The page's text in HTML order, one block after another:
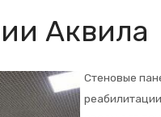
Аквила
Стеновые